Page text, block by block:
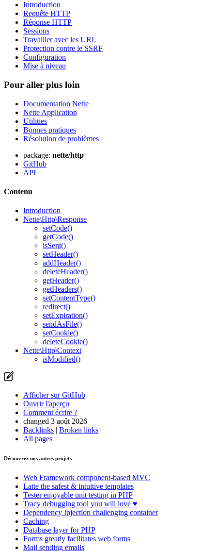
Vous avez trouvé un problème sur cette page ?
Afficher sur GitHub
Signaler un problème avec cette page sur GitHub
Introduction
Requête HTTP
Réponse HTTP
Sessions
Travailler avec les URL
Protection contre le SSRF
Configuration
Mise à niveau
Pour aller plus loin
Documentation Nette
Nette Application
Utilities
Bonnes pratiques
Résolution de problèmes
package: nette/http
GitHub
API
Contenu
Introduction
Nette\Http\Response
setCode()
getCode()
isSent()
setHeader()
addHeader()
deleteHeader()
getHeader()
getHeaders()
setContentType()
redirect()
setExpiration()
sendAsFile()
setCookie()
deleteCookie()
Nette\Http\Context
isModified()
Afficher sur GitHub
Ouvrir l'aperçu
Comment écrire ?
changed 3 août 2026
Backlinks | Broken links
All pages
Découvrez nos autres projets
Web Framework component-based MVC
Latte the safest & intuitive templates
Testerenjoyable unit testing in PHP
Tracy debugging tool you will love ♥
Dependency Injection challenging container
Caching
Database layer for PHP
Forms greatly facilitates web forms
Mail sending emails